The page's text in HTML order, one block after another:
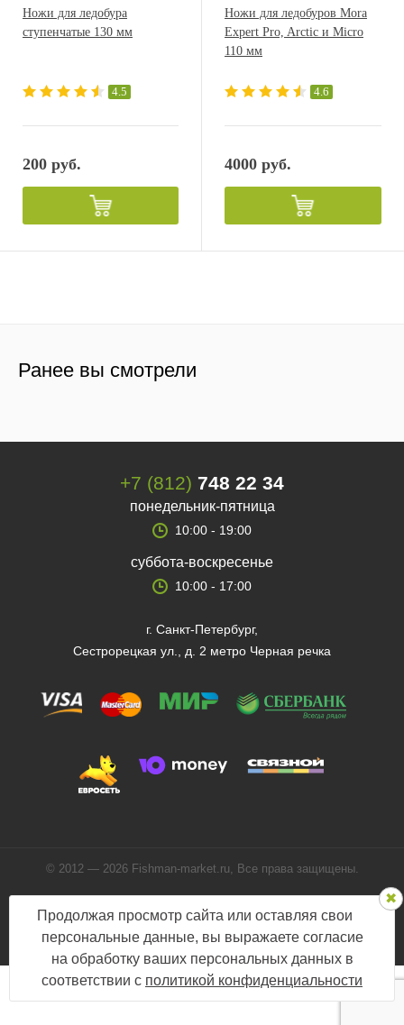
Ножи для ледобура
ступенчатые 130 мм
4.5
200 руб.
Ножи для ледобуров Mora
Expert Pro, Arctic и Micro
110 мм
4.6
4000 руб.
Ранее вы смотрели
+7 (812) 748 22 34
понедельник-пятница
10:00 - 19:00
суббота-воскресенье
10:00 - 17:00
г. Санкт-Петербург,
Сестрорецкая ул., д. 2 метро Черная речка
© 2012 — 2026 Fishman-market.ru, Все права защищены.
Мы в соцсетях:
Продолжая просмотр сайта или оставляя свои
персональные данные, вы выражаете согласие
на обработку ваших персональных данных в
соответствии с политикой конфиденциальности